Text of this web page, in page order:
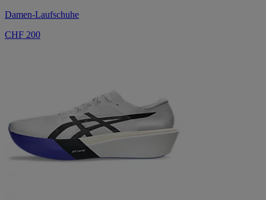
Damen-Laufschuhe
CHF 200